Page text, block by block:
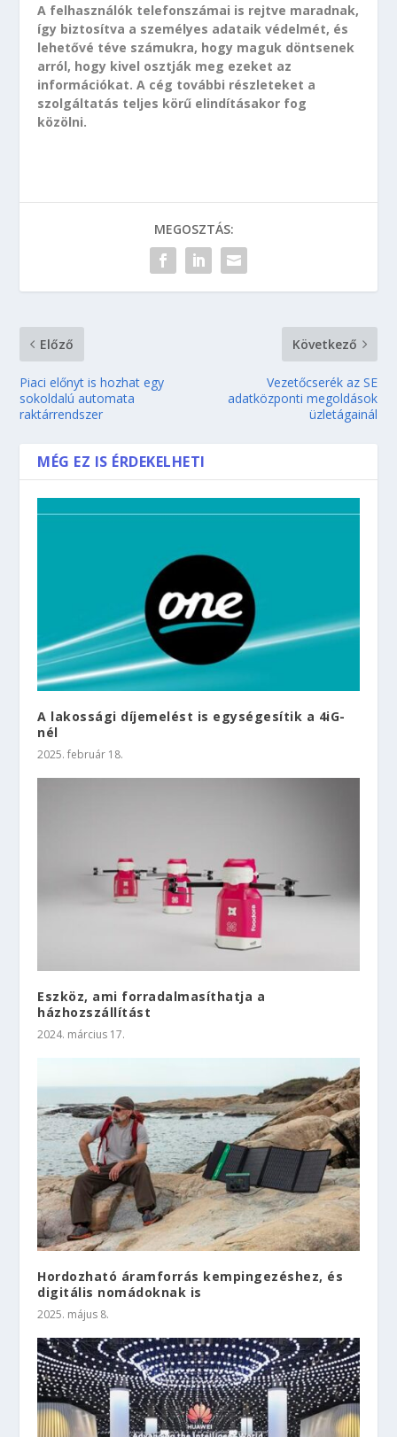
A felhasználók telefonszámai is rejtve maradnak,
így biztosítva a személyes adataik védelmét, és
lehetővé téve számukra, hogy maguk döntsenek
arról, hogy kivel osztják meg ezeket az
információkat. A cég további részleteket a
szolgáltatás teljes körű elindításakor fog
közölni.
MEGOSZTÁS:
Előző
Piaci előnyt is hozhat egy
sokoldalú automata
raktárrendszer
Következő
Vezetőcserék az SE
adatközponti megoldások
üzletágainál
MÉG EZ IS ÉRDEKELHETI
A lakossági díjemelést is egységesítik a 4iG-
nél
2025. február 18.
Eszköz, ami forradalmasíthatja a
házhozszállítást
2024. március 17.
Hordozható áramforrás kempingezéshez, és
digitális nomádoknak is
2025. május 8.